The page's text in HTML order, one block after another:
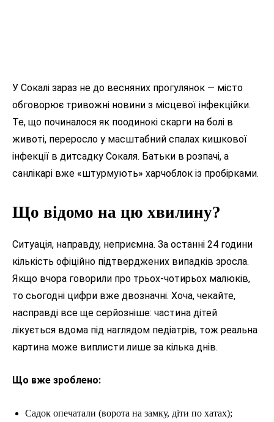
У Сокалі зараз не до весняних прогулянок — місто
обговорює тривожні новини з місцевої інфекційки.
Те, що починалося як поодинокі скарги на болі в
животі, переросло у масштабний спалах кишкової
інфекції в дитсадку Сокаля. Батьки в розпачі, а
санлікарі вже «штурмують» харчоблок із пробірками.
Що відомо на цю хвилину?
Ситуація, направду, неприємна. За останні 24 години
кількість офіційно підтверджених випадків зросла.
Якщо вчора говорили про трьох-чотирьох малюків,
то сьогодні цифри вже двозначні. Хоча, чекайте,
насправді все ще серйозніше: частина дітей
лікується вдома під наглядом педіатрів, тож реальна
картина може виплисти лише за кілька днів.
Що вже зроблено:
Садок опечатали (ворота на замку, діти по хатах);